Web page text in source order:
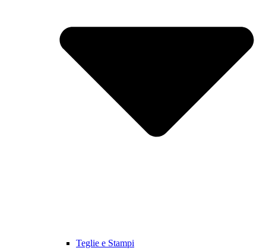
Teglie e Stampi